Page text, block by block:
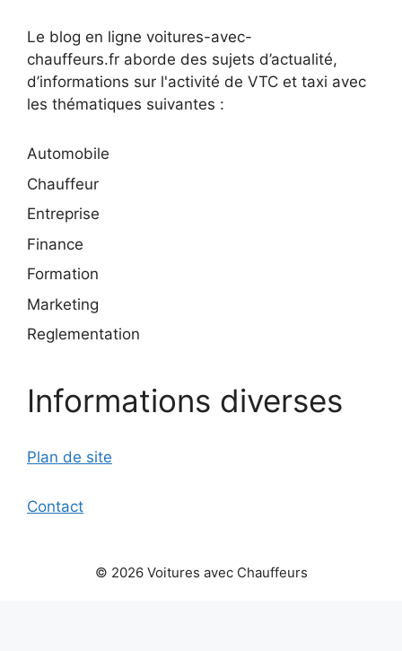
Le blog en ligne voitures-avec-
chauffeurs.fr aborde des sujets d’actualité,
d’informations sur l'activité de VTC et taxi avec
les thématiques suivantes :
Automobile
Chauffeur
Entreprise
Finance
Formation
Marketing
Reglementation
Informations diverses
Plan de site
Contact
© 2026 Voitures avec Chauffeurs